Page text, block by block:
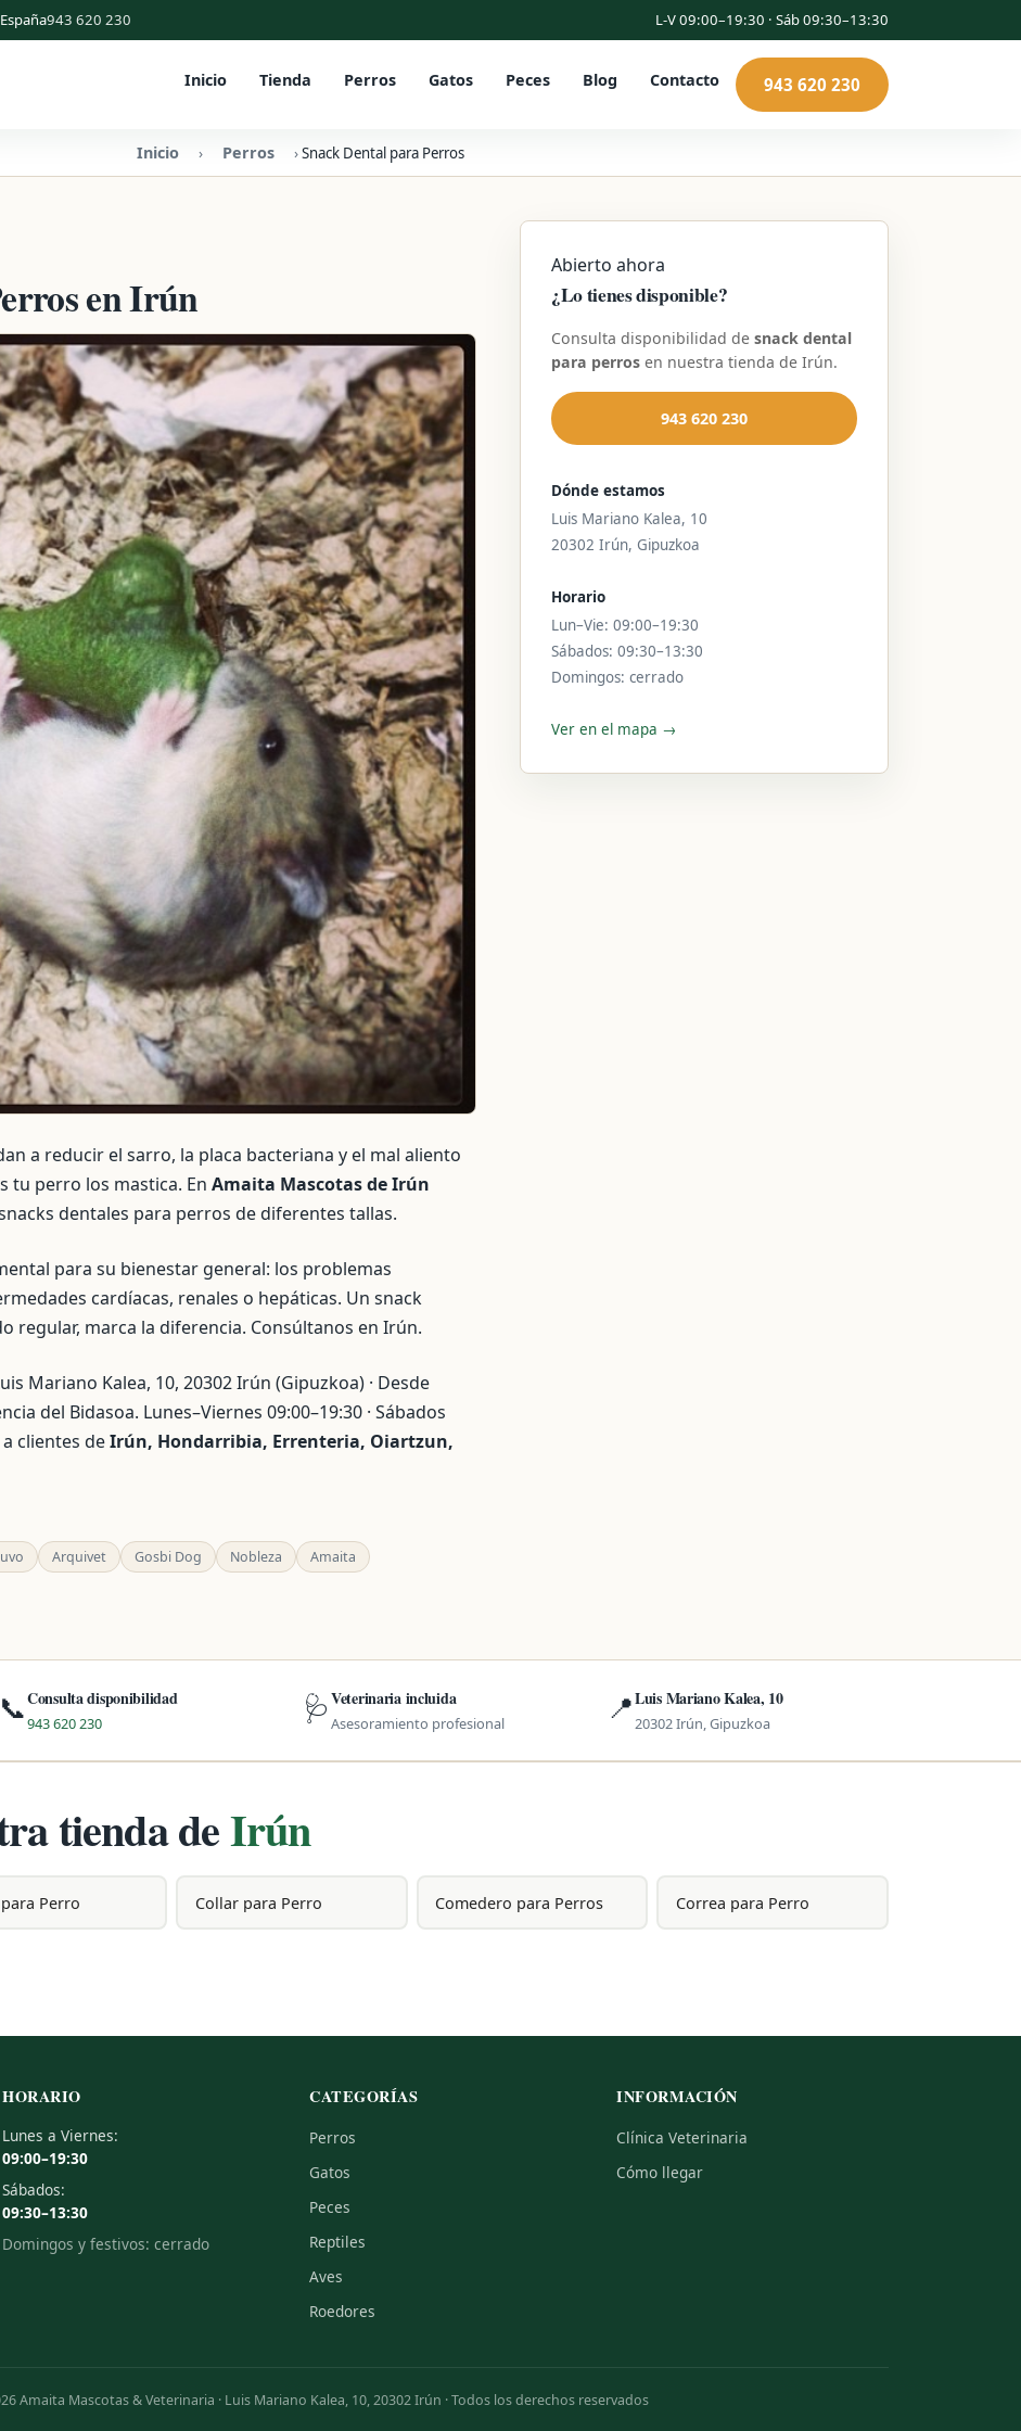
943 620 230 L-V 09:00–19:30 · Sáb 09:30–13:30
Inicio Tienda Perros Gatos Peces Blog Contacto 943 620 230
Inicio › Perros ›Snack Dental para Perros
en Irún
a reducir el sarro, la placa bacteriana y el mal aliento
tu perro los mastica. En Amaita Mascotas de Irún
dentales para perros de diferentes tallas.
para su bienestar general: los problemas
cardíacas, renales o hepáticas. Un snack
regular, marca la diferencia. Consúltanos en Irún.
Mariano Kalea, 10, 20302 Irún (Gipuzkoa) · Desde
del Bidasoa. Lunes–Viernes 09:00–19:30 · Sábados
clientes deIrún, Hondarribia, Errenteria, Oiartzun,
Arquivet Gosbi Dog Nobleza Amaita
Abierto ahora
¿Lo tienes disponible?
Consulta disponibilidad de snack dental
para perros en nuestra tienda de Irún.
943 620 230
Dónde estamos
Luis Mariano Kalea, 10
20302 Irún, Gipuzkoa
Horario
Lun–Vie: 09:00–19:30
Sábados: 09:30–13:30
Domingos: cerrado
Ver en el mapa →
📞Consulta disponibilidad
943 620 230 🩺Veterinaria incluida
Asesoramiento profesional 📍Luis Mariano Kalea, 10
20302 Irún, Gipuzkoa
tienda deIrún
Perro Collar para Perro Comedero para Perros Correa para Perro
HORARIO
Lunes a Viernes:
09:00–19:30
Sábados:
09:30–13:30
Domingos y festivos: cerrado
CATEGORÍAS
Perros
Gatos
Peces
Reptiles
Aves
Roedores
INFORMACIÓN
Clínica Veterinaria
Cómo llegar
Amaita Mascotas & Veterinaria · Luis Mariano Kalea, 10, 20302 Irún · Todos los derechos reservados